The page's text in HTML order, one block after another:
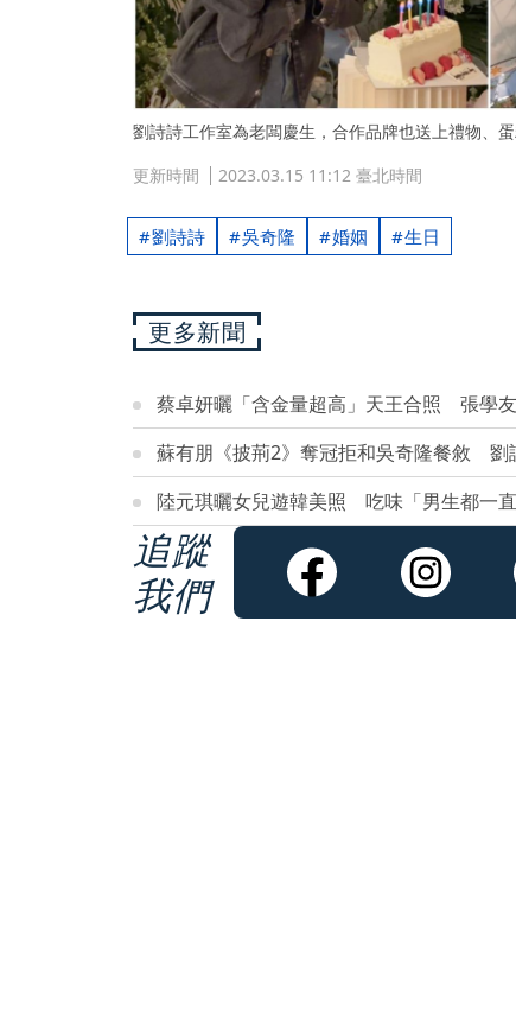
劉詩詩工作室為老闆慶生，合作品牌也送上禮物、
更新時間
2023.03.15 11:12 臺北時間
劉詩詩 吳奇隆 婚姻 生日
更多新聞
蔡卓妍曬「含金量超高」天王合照 張學
蘇有朋《披荊2》奪冠拒和吳奇隆餐敘 劉
陸元琪曬女兒遊韓美照 吃味「男生都一直
追蹤
我們